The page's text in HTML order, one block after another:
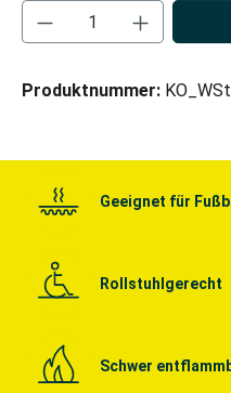
Produkt Anzahl:
Produktnummer:
Geeignet für
Rollstuhlgerecht
Schwer